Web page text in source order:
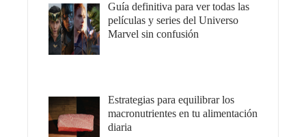
Guía definitiva para ver todas las
películas y series del Universo
Marvel sin confusión
Estrategias para equilibrar los
macronutrientes en tu alimentación
diaria